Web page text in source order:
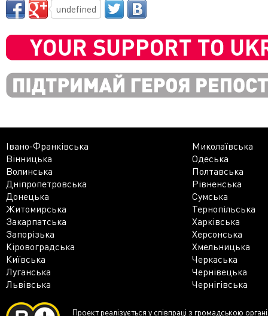
undefined
Івано-Франківська
Миколаївська
Вінницька
Одеська
Волинська
Полтавська
Дніпропетровська
Рівненська
Донецька
Сумська
Житомирська
Тернопільська
Закарпатська
Харківська
Запорізька
Херсонська
Кіровоградська
Хмельницька
Київська
Черкаська
Луганська
Чернівецька
Львівська
Чернігівська
Проект реалізується у співпраці з громадською